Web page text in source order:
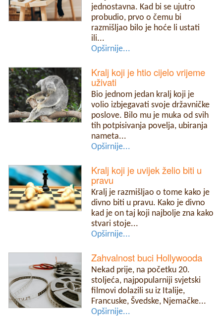
jednostavna. Kad bi se ujutro
probudio, prvo o čemu bi
razmišljao bilo je hoće li ustati
ili...
Opširnije...
Kralj koji je htio cijelo vrijeme
uživati
Bio jednom jedan kralj koji je
volio izbjegavati svoje državničke
poslove. Bilo mu je muka od svih
tih potpisivanja povelja, ubiranja
nameta...
Opširnije...
Kralj koji je uvijek želio biti u
pravu
Kralj je razmišljao o tome kako je
divno biti u pravu. Kako je divno
kad je on taj koji najbolje zna kako
stvari stoje...
Opširnije...
Zahvalnost buci Hollywooda
Nekad prije, na početku 20.
stoljeća, najpopularniji svjetski
filmovi dolazili su iz Italije,
Francuske, Švedske, Njemačke...
Opširnije...